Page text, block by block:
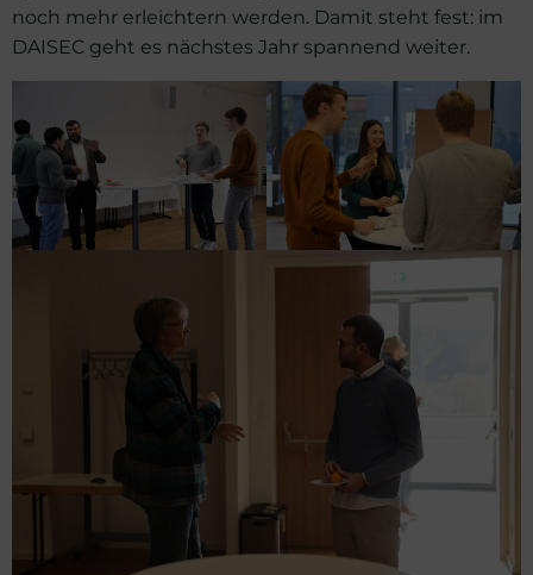
noch mehr erleichtern werden. Damit steht fest: im
DAISEC geht es nächstes Jahr spannend weiter.